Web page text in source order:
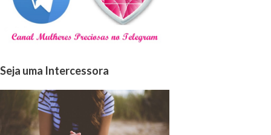
Seja uma Intercessora